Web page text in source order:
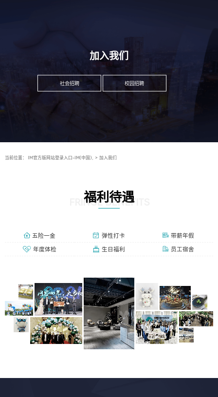
加入我们
社会招聘 校园招聘
当前位置： IM官方版网站登录入口-IM(中国), > 加入我们
福利待遇
FRINGE BENEFITS
五险一金 弹性打卡 带薪年假
年度体检 生日福利 员工宿舍